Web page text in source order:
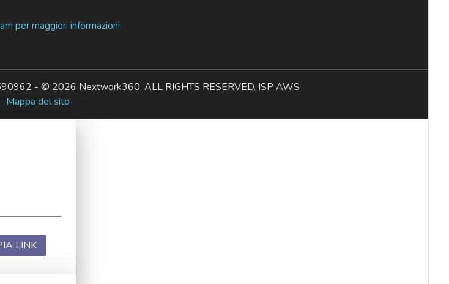
per maggiori informazioni
- © 2026 Nextwork360. ALL RIGHTS RESERVED. ISP AWS
Mappa del sito
LINK